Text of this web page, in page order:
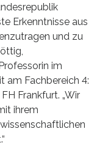
Erkenntnisse aus
und zu
im
am Fachbereich 4:
Frankfurt. „Wir
ihrem